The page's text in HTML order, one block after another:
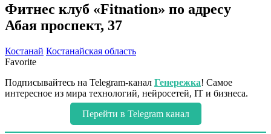
Фитнес клуб «Fitnation» по адресу
Абая проспект, 37
Костанай Костанайская область
Favorite
Подписывайтесь на Telegram-канал Генережка! Самое
интересное из мира технологий, нейросетей, IT и бизнеса.
Перейти в Telegram канал